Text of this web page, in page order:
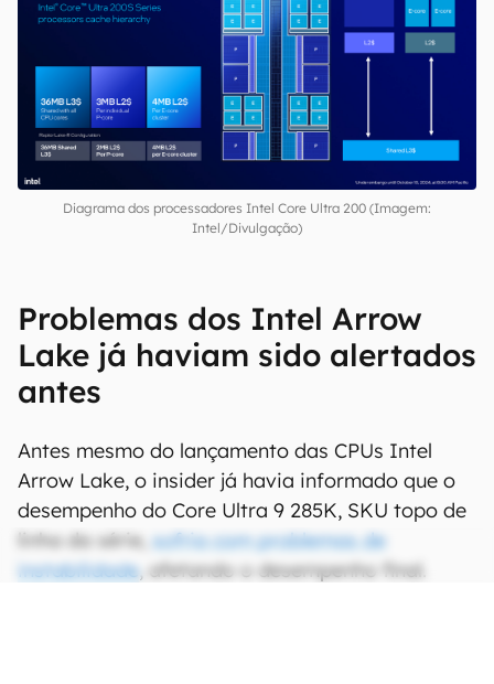
Diagrama dos processadores Intel Core Ultra 200 (Imagem:
Intel/Divulgação)
Problemas dos Intel Arrow
Lake já haviam sido alertados
antes
Antes mesmo do lançamento das CPUs Intel
Arrow Lake, o insider já havia informado que o
desempenho do Core Ultra 9 285K, SKU topo de
linha da série,sofria com problemas de
instabilidade, afetando o desempenho final.